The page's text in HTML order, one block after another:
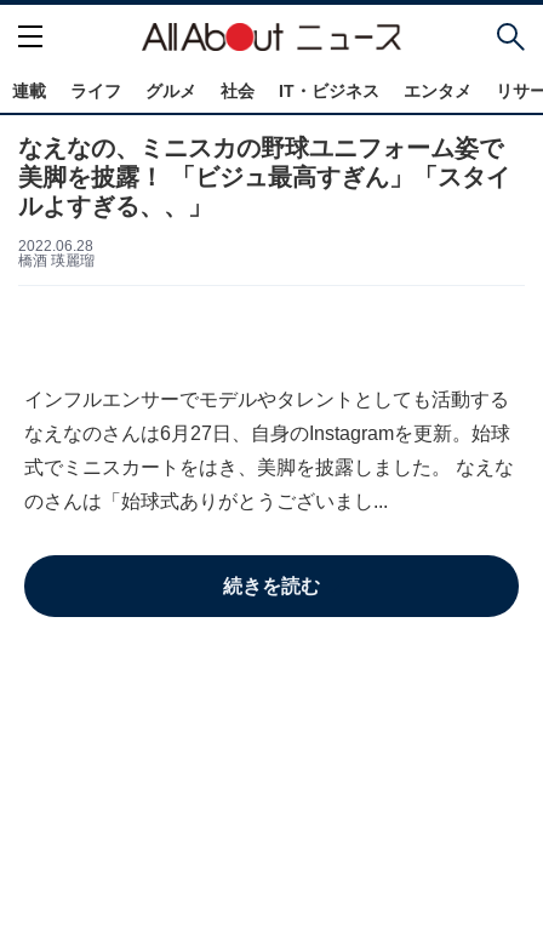
連載 ライフ グルメ 社会 IT・ビジネス エンタメ リサ
なえなの、ミニスカの野球ユニフォーム姿で
美脚を披露！ 「ビジュ最高すぎん」「スタイ
ルよすぎる、、」
2022.06.28
橋酒 瑛麗瑠
インフルエンサーでモデルやタレントとしても活動する
なえなのさんは6月27日、自身のInstagramを更新。始球
式でミニスカートをはき、美脚を披露しました。 なえな
のさんは「始球式ありがとうございまし...
続きを読む